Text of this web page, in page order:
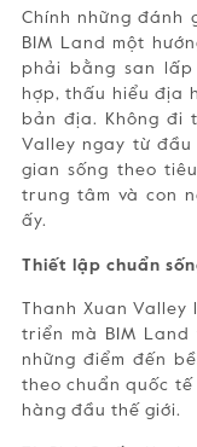
Chính những đánh
BIM Land một
phải bằng san
hợp, thấu hiểu địa
bản địa. Không đi
Valley ngay từ
gian sống theo
trung tâm và con
ấy.
Thiết lập chuẩn
Thanh Xuan
triển mà BIM
những điểm đến
theo chuẩn quốc tế
hàng đầu thế giới.